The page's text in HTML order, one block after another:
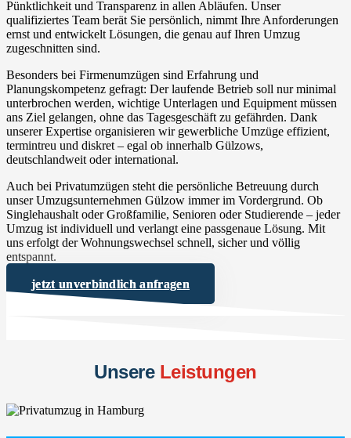
Pünktlichkeit und Transparenz in allen Abläufen. Unser
qualifiziertes Team berät Sie persönlich, nimmt Ihre Anforderungen
ernst und entwickelt Lösungen, die genau auf Ihren Umzug
zugeschnitten sind.
Besonders bei Firmenumzügen sind Erfahrung und
Planungskompetenz gefragt: Der laufende Betrieb soll nur minimal
unterbrochen werden, wichtige Unterlagen und Equipment müssen
ans Ziel gelangen, ohne das Tagesgeschäft zu gefährden. Dank
unserer Expertise organisieren wir gewerbliche Umzüge effizient,
termintreu und diskret – egal ob innerhalb Gülzows,
deutschlandweit oder international.
Auch bei Privatumzügen steht die persönliche Betreuung durch
unser Umzugsunternehmen Gülzow immer im Vordergrund. Ob
Singlehaushalt oder Großfamilie, Senioren oder Studierende – jeder
Umzug ist individuell und verlangt eine passgenaue Lösung. Mit
uns erfolgt der Wohnungswechsel schnell, sicher und völlig
entspannt.
jetzt unverbindlich anfragen
UnsereLeistungen